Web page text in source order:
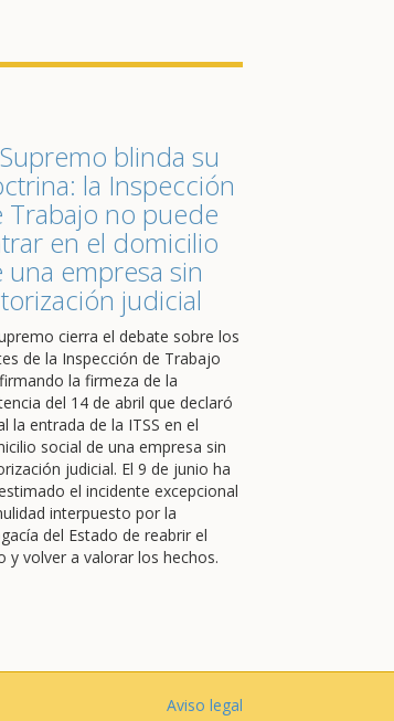
blinda su
la Inspección
Trabajo no puede
en el domicilio
una empresa sin
judicial
cierra el debate sobre los
de la Inspección de Trabajo
la firmeza de la
del 14 de abril que declaró
la entrada de la ITSS en el
social de una empresa sin
judicial. El 9 de junio ha
el incidente excepcional
interpuesto por la
del Estado de reabrir el
y volver a valorar los hechos.
Aviso legal